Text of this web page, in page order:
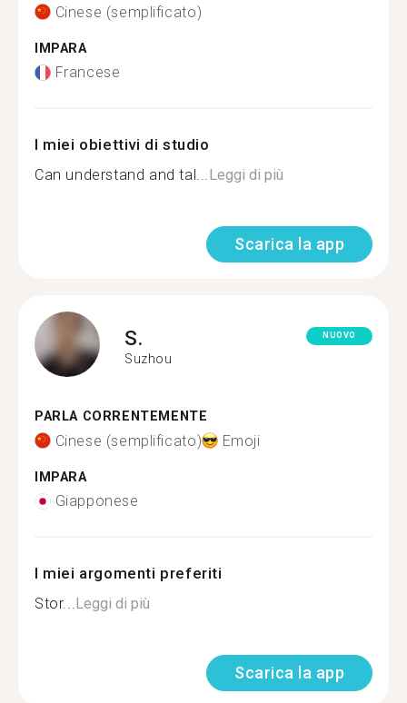
Cinese (semplificato)
IMPARA
Francese
I miei obiettivi di studio
Can understand and tal...Leggi di più
Scarica la app
S.
Suzhou
NUOVO
PARLA CORRENTEMENTE
Cinese (semplificato) Emoji
IMPARA
Giapponese
I miei argomenti preferiti
Stor...Leggi di più
Scarica la app